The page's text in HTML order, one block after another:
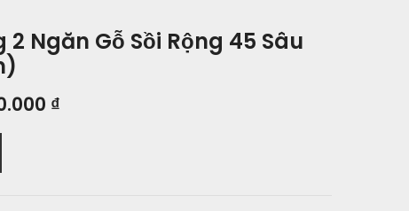
Ngăn Gỗ Sồi Rộng 45 Sâu
₫